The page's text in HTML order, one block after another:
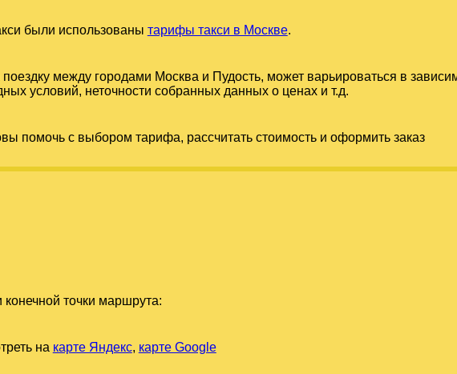
были использованы тарифы такси в Москве.
поездку между городами Москва и Пудость, может варьироваться в
условий, неточности собранных данных о ценах и т.д.
помочь с выбором тарифа, рассчитать стоимость и оформить заказ
точки маршрута:
на карте Яндекс, карте Google